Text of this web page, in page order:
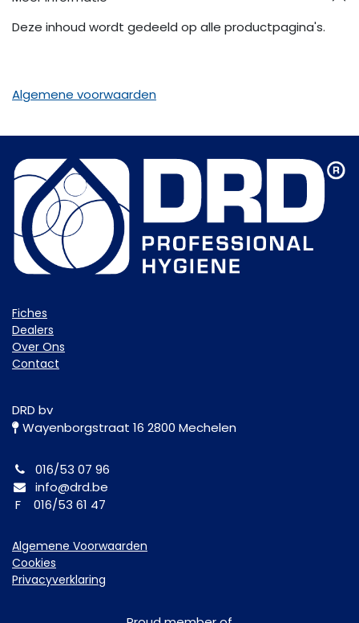
Deze inhoud wordt gedeeld op alle productpagina's.
Algemene voorwaarden
Fiche​s
Dealers
Over Ons
Contact
DRD bv
Wayenborgstraat 16 2800 Mechelen
016/53 07 96
info@drd.be
F 016/53 61 47
Algemene Voorwaarden
Cookies
Privacyverklaring